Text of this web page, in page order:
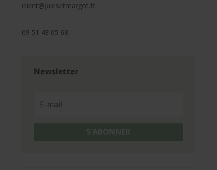
client@julesetmargot.fr
09 51 48 65 68
Newsletter
S'ABONNER